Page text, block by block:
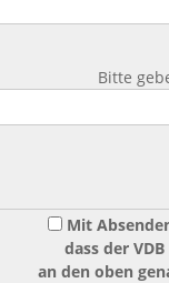
Bitte
Mit
dass der
an den oben